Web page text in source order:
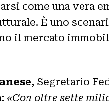
come una vera
È uno
il mercato
, Segretario
«Con oltre sette